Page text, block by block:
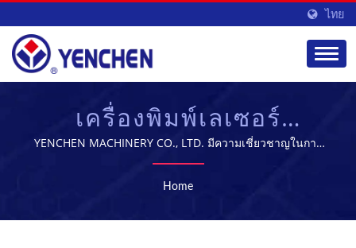
ไทย
เครื่องพิมพ์เลเซอร์
UVค้นหา | ผู้จัดจำหน่าย
อุปกรณ์การผลิตยา |
YENCHEN
YENCHEN MACHINERY CO., LTD. มีความเชี่ยวชาญในการ
ผลิตเครื่องจักรทางการแพทย์มาเป็นเวลา 60 ปี
Home